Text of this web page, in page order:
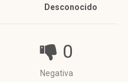
Desconocido
0
Negativa